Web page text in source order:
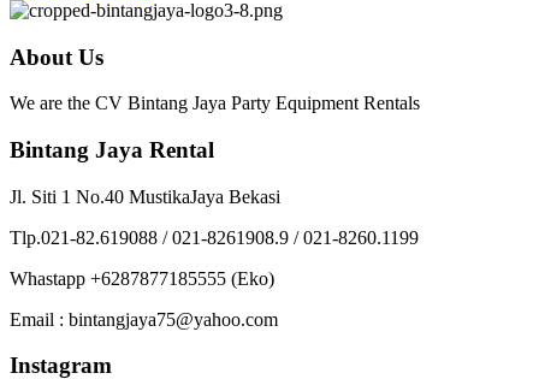
About Us
We are the CV Bintang Jaya Party Equipment Rentals
Bintang Jaya Rental
Jl. Siti 1 No.40 MustikaJaya Bekasi
Tlp.021-82.619088 / 021-8261908.9 / 021-8260.1199
Whastapp +6287877185555 (Eko)
Email : bintangjaya75@yahoo.com
Instagram